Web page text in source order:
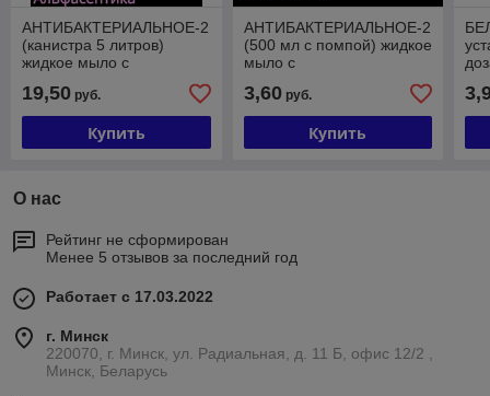
АНТИБАКТЕРИАЛЬНОЕ-2
(канистра 5 литров)
жидкое мыло с
свойствами
19,50 руб.
Купить
АНТИБАКТЕРИАЛЬНОЕ-2
(500 мл с помпой) жидкое
мыло с
свойствами
3,60руб.
Купить
О нас
Рейтинг не сформирован
Менее 5 отзывов за последний год
Работает с 17.03.2022
г. Минск
220070, г. Минск, ул. Радиальная, д. 11 Б, офис 12/2 ,
Минск, Беларусь